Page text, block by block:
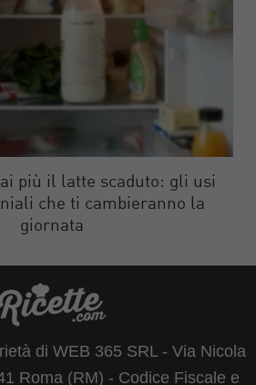
più il latte scaduto: gli usi
che ti cambieranno la
giornata
di WEB 365 SRL - Via Nicola
Roma (RM) - Codice Fiscale e